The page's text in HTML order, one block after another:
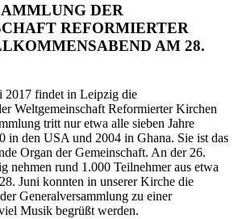
DER
REFORMIERTER
AM 28.
2017 findet in Leipzig die
Weltgemeinschaft Reformierter Kirchen
tritt nur etwa alle sieben Jahre
in den USA und 2004 in Ghana. Sie ist das
Organ der Gemeinschaft. An der 26.
nehmen rund 1.000 Teilnehmer aus etwa
Juni konnten in unserer Kirche die
Generalversammlung zu einer
Musik begrüßt werden.